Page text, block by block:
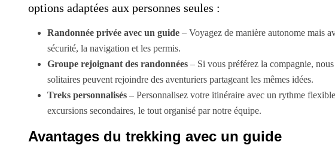
options adaptées aux personnes seules :
Randonnée privée avec un guide – Voyagez de manière autonome mais
sécurité, la navigation et les permis.
Groupe rejoignant des randonnées – Si vous préférez la compagnie,
solitaires peuvent rejoindre des aventuriers partageant les mêmes idées.
Treks personnalisés – Personnalisez votre itinéraire avec un rythme
excursions secondaires, le tout organisé par notre équipe.
Avantages du trekking avec un guide